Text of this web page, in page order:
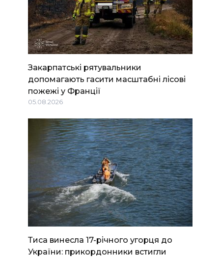
Закарпатські рятувальники
допомагають гасити масштабні лісові
пожежі у Франції
05.08.2026
Тиса винесла 17-річного угорця до
України: прикордонники встигли